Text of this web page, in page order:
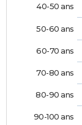
40-50 ans
50-60 ans
60-70 ans
70-80 ans
80-90 ans
90-100 ans